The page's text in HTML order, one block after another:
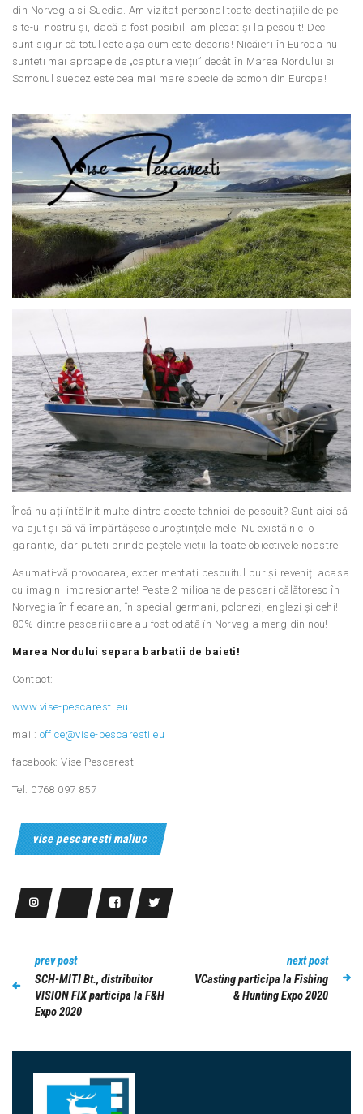
din Norvegia si Suedia. Am vizitat personal toate destinațiile de pe
site-ul nostru și, dacă a fost posibil, am plecat și la pescuit! Deci
sunt sigur că totul este așa cum este descris! Nicăieri în Europa nu
sunteti mai aproape de „captura vieții” decât în ​​Marea Nordului si
Somonul suedez este cea mai mare specie de somon din Europa!
Încă nu ați întâlnit multe dintre aceste tehnici de pescuit? Sunt aici să
va ajut și să vă împărtășesc cunoștințele mele! Nu există nici o
garanție, dar puteti prinde peștele vieții la toate obiectivele noastre!
Asumați-vă provocarea, experimentați pescuitul pur și reveniți acasa
cu imagini impresionante! Peste 2 milioane de pescari călătoresc în
Norvegia în fiecare an, în special germani, polonezi, englezi și cehi!
80% dintre pescarii care au fost odată în Norvegia merg din nou!
Marea Nordului separa barbatii de baieti!
Contact:
www.vise-pescaresti.eu
mail: office@vise-pescaresti.eu
facebook: Vise Pescaresti
Tel: 0768 097 857
vise pescaresti maliuc
prev post
SCH-MITI Bt., distribuitor
VISION FIX participa la F&H
Expo 2020
next post
VCasting participa la Fishing
& Hunting Expo 2020